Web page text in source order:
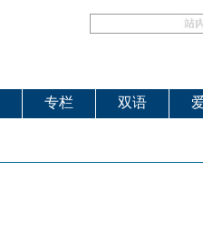
专栏 双语